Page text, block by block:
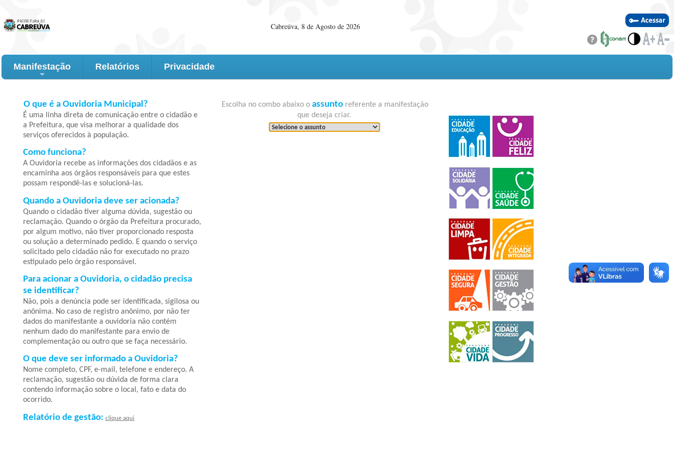
Cabreúva, 8 de Agosto de 2026
Manifestação Relatórios Privacidade
O que é a Ouvidoria Municipal?
É uma linha direta de comunicação entre o cidadão e
a Prefeitura, que visa melhorar a qualidade dos
serviços oferecidos à população.
Como funciona?
A Ouvidoria recebe as informações dos cidadãos e as
encaminha aos órgãos responsáveis para que estes
possam respondê-las e solucioná-las.
Quando a Ouvidoria deve ser acionada?
Quando o cidadão tiver alguma dúvida, sugestão ou
reclamação. Quando o órgão da Prefeitura procurado,
por algum motivo, não tiver proporcionado resposta
ou solução a determinado pedido. E quando o serviço
solicitado pelo cidadão não for executado no prazo
estipulado pelo órgão responsável.
Para acionar a Ouvidoria, o cidadão precisa
se identificar?
Não, pois a denúncia pode ser identificada, sigilosa ou
anônima. No caso de registro anônimo, por não ter
dados do manifestante a ouvidoria não contém
nenhum dado do manifestante para envio de
complementação ou outro que se faça necessário.
O que deve ser informado a Ouvidoria?
Nome completo, CPF, e-mail, telefone e endereço. A
reclamação, sugestão ou dúvida de forma clara
contendo informação sobre o local, fato e data do
ocorrido.
Relatório de gestão: clique aqui
Escolha no combo abaixo o assunto referente a manifestação
que deseja criar.